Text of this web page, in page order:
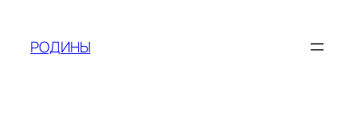
content
РОДИНЫ